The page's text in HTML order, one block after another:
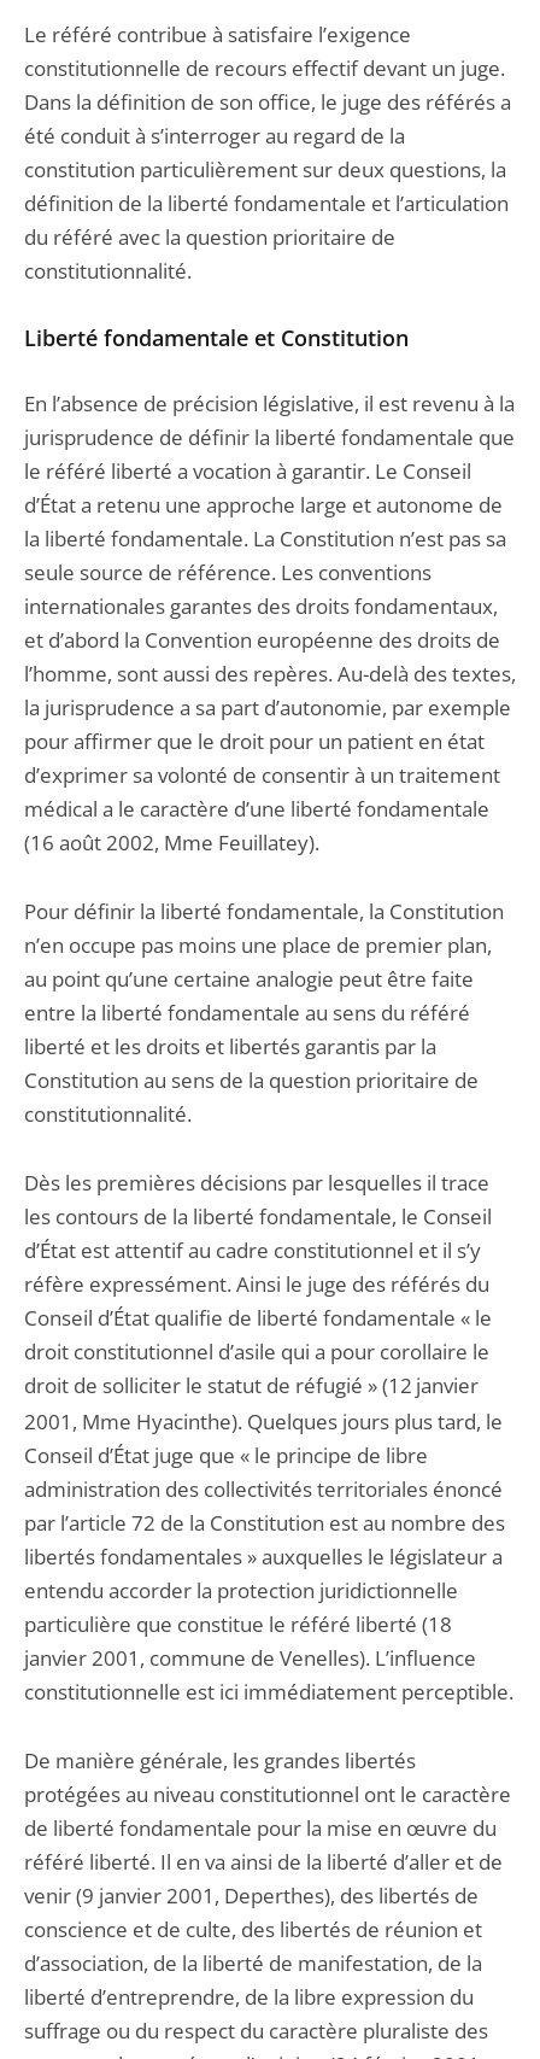
Le référé contribue à satisfaire l’exigence
constitutionnelle de recours effectif devant un juge.
Dans la définition de son office, le juge des référés a
été conduit à s’interroger au regard de la
constitution particulièrement sur deux questions, la
définition de la liberté fondamentale et l’articulation
du référé avec la question prioritaire de
constitutionnalité.
Liberté fondamentale et Constitution
En l’absence de précision législative, il est revenu à la
jurisprudence de définir la liberté fondamentale que
le référé liberté a vocation à garantir. Le Conseil
d’État a retenu une approche large et autonome de
la liberté fondamentale. La Constitution n’est pas sa
seule source de référence. Les conventions
internationales garantes des droits fondamentaux,
et d’abord la Convention européenne des droits de
l’homme, sont aussi des repères. Au-delà des textes,
la jurisprudence a sa part d’autonomie, par exemple
pour affirmer que le droit pour un patient en état
d’exprimer sa volonté de consentir à un traitement
médical a le caractère d’une liberté fondamentale
(16 août 2002, Mme Feuillatey).
Pour définir la liberté fondamentale, la Constitution
n’en occupe pas moins une place de premier plan,
au point qu’une certaine analogie peut être faite
entre la liberté fondamentale au sens du référé
liberté et les droits et libertés garantis par la
Constitution au sens de la question prioritaire de
constitutionnalité.
Dès les premières décisions par lesquelles il trace
les contours de la liberté fondamentale, le Conseil
d’État est attentif au cadre constitutionnel et il s’y
réfère expressément. Ainsi le juge des référés du
Conseil d’État qualifie de liberté fondamentale « le
droit constitutionnel d’asile qui a pour corollaire le
droit de solliciter le statut de réfugié » (12 janvier
2001, Mme Hyacinthe). Quelques jours plus tard, le
Conseil d’État juge que « le principe de libre
administration des collectivités territoriales énoncé
par l’article 72 de la Constitution est au nombre des
libertés fondamentales » auxquelles le législateur a
entendu accorder la protection juridictionnelle
particulière que constitue le référé liberté (18
janvier 2001, commune de Venelles). L’influence
constitutionnelle est ici immédiatement perceptible.
De manière générale, les grandes libertés
protégées au niveau constitutionnel ont le caractère
de liberté fondamentale pour la mise en œuvre du
référé liberté. Il en va ainsi de la liberté d’aller et de
venir (9 janvier 2001, Deperthes), des libertés de
conscience et de culte, des libertés de réunion et
d’association, de la liberté de manifestation, de la
liberté d’entreprendre, de la libre expression du
suffrage ou du respect du caractère pluraliste des